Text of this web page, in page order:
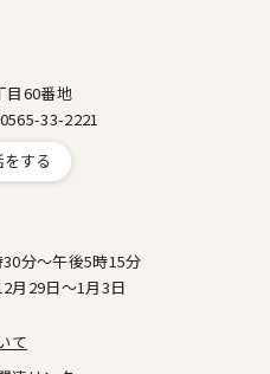
目60番地
33-2221
する
分～午後5時15分
月29日～1月3日
て